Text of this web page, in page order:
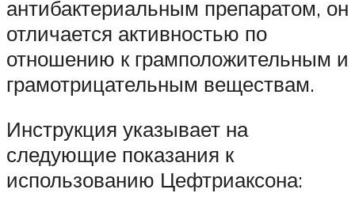
антибактериальным препаратом, он
отличается активностью по
отношению к грамположительным и
грамотрицательным веществам.
Инструкция указывает на
следующие показания к
использованию Цефтриаксона: